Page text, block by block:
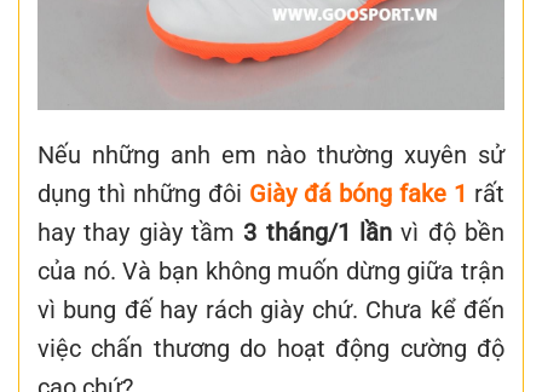
Nếu những anh em nào thường xuyên sử
dụng thì những đôi Giày đá bóng fake 1 rất
hay thay giày tầm 3 tháng/1 lần vì độ bền
của nó. Và bạn không muốn dừng giữa trận
vì bung đế hay rách giày chứ. Chưa kể đến
việc chấn thương do hoạt động cường độ